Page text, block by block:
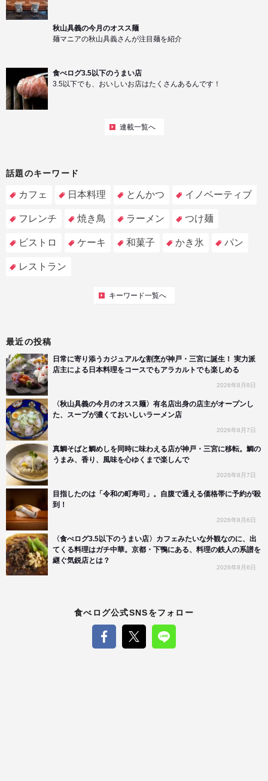
秋山具義の今月のオスス麺
麺マニアの秋山具義さんが注目麺を紹介
食べログ3.5以下のうまい店
3.5以下でも、おいしいお店はたくさんあるんです！
連載一覧へ
話題のキーワード
カフェ 日本料理 とんかつ イノベーティブ
フレンチ 焼き鳥 ラーメン つけ麺
ビストロ ケーキ 和菓子 かき氷 パン
レストラン
キーワード一覧へ
最近の投稿
日常に寄り添うカジュアルな割烹が神戸・三宮に誕生！ 実力派
店主による日本料理をコースでもアラカルトでも楽しめる
2026年8月8日
〈秋山具義の今月のオスス麺〉有名店出身の店主がオープンし
た、スープが濃くておいしいラーメン店
2026年8月7日
真鯛そばと鯛めしを同時に味わえる店が神戸・三宮に移転。鯛の
うまみ、香り、風味を心ゆくまで楽しんで
2026年8月7日
目指したのは「令和の町寿司」。自腹で通える価格帯に予約が殺
到！
2026年8月6日
〈食べログ3.5以下のうまい店〉カフェみたいな外観なのに、出
てくる料理はガチ中華。京都・下鴨にある、料理の鉄人の系譜を
継ぐ気鋭店とは？
2026年8月6日
食べログ公式SNSをフォロー